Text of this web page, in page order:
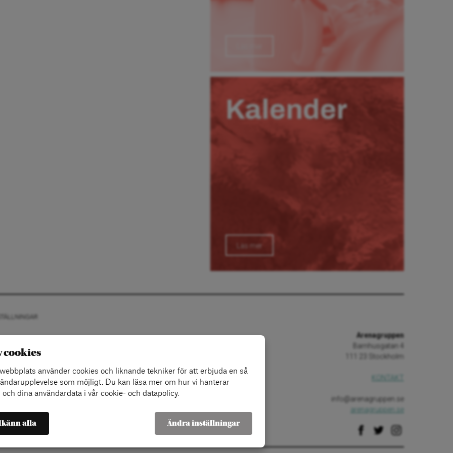
Kalender
Läs mer
Arenagruppen
Barnhusgatan 4
111 23 Stockholm
info@arenagruppen.se
arenagruppen.se
cookies
använder cookies och liknande tekniker för att erbjuda en så
som möjligt. Du kan läsa mer om hur vi hanterar
och dina användardata i vår cookie- och datapolicy.
alla Ändra inställningar